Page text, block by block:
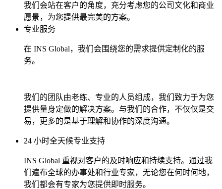
我们会站在客户的角度，充分考虑您的公司文化和商业
愿景，为您提供最完美的方案。
专业服务
在 INS Global，我们会围绕您的需求提供定制化的服
务。
我们的团队由老练、专业的人员组成，我们致力于为您
提供量身定做的解决方案。与我们的合作，不仅仅是交
易，更多的是基于理解和协作的深度沟通。
24 小时全天候专业支持
INS Global 重视对客户的及时响应和持续支持。通过我
们遍布全球的办事处和行业专家，无论您在何时何地，
我们都会有专家为您提供即时服务。